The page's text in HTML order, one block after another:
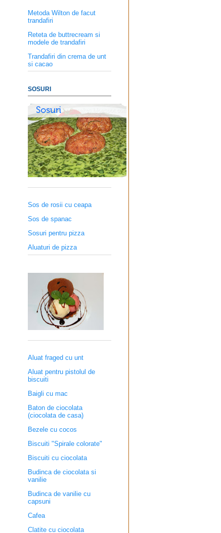
Metoda Wilton de facut
trandafiri
Reteta de buttrecream si
modele de trandafiri
Trandafiri din crema de unt
si cacao
SOSURI
Sos de rosii cu ceapa
Sos de spanac
Sosuri pentru pizza
Aluaturi de pizza
Aluat fraged cu unt
Aluat pentru pistolul de
biscuiti
Baigli cu mac
Baton de ciocolata
(ciocolata de casa)
Bezele cu cocos
Biscuiti "Spirale colorate"
Biscuiti cu ciocolata
Budinca de ciocolata si
vanilie
Budinca de vanilie cu
capsuni
Cafea
Clatite cu ciocolata